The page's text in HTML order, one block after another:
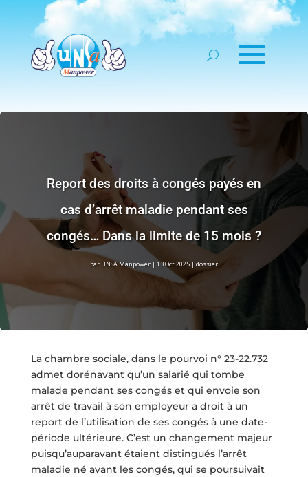
Report des droits à congés payés en
cas d’arrêt maladie pendant ses
congés… Dans la limite de 15 mois ?
par UNSA Manpower | 13 Oct 2025 | dossier
La chambre sociale, dans le pourvoi n° 23-22.732
admet dorénavant qu’un salarié qui tombe
malade pendant ses congés et qui envoie son
arrêt de travail à son employeur a droit à un
report de l’utilisation de ses congés à une date-
période ultérieure. C’est un changement majeur
puisqu’auparavant étaient distingués l’arrêt
maladie né avant les congés, qui se poursuivait